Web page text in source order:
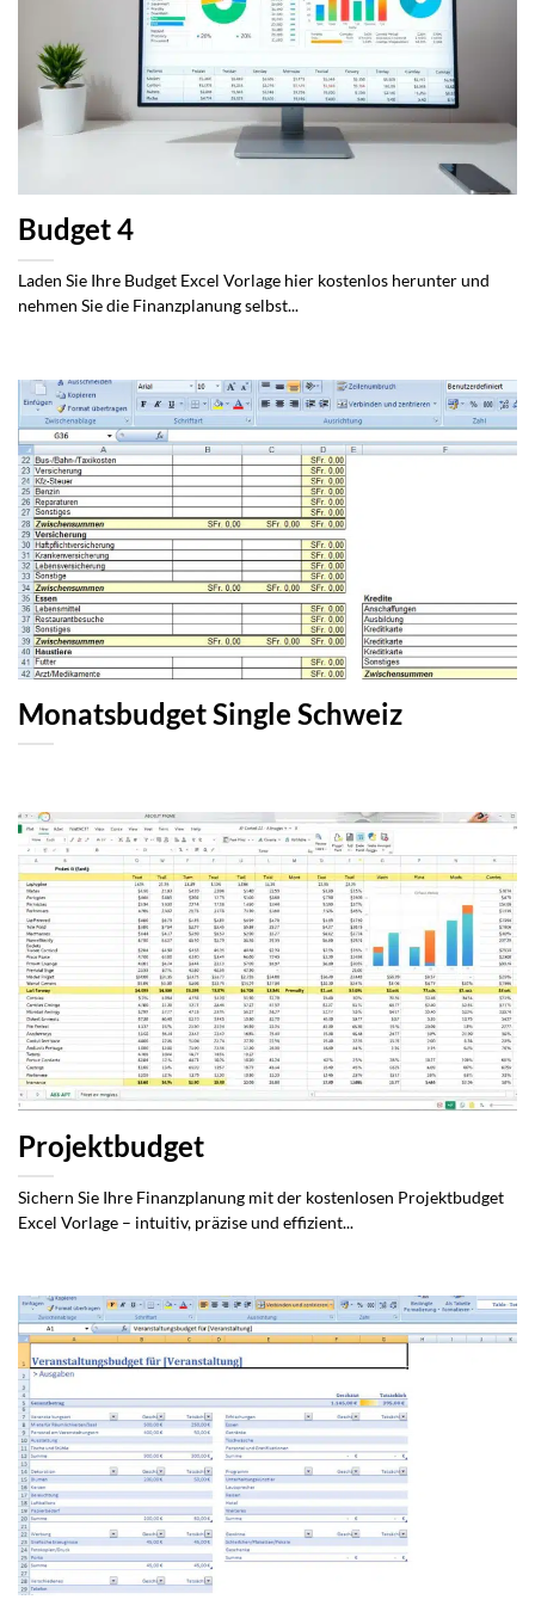
Budget 4
Laden Sie Ihre Budget Excel Vorlage hier kostenlos herunter und
nehmen Sie die Finanzplanung selbst...
Monatsbudget Single Schweiz
Projektbudget
Sichern Sie Ihre Finanzplanung mit der kostenlosen Projektbudget
Excel Vorlage – intuitiv, präzise und effizient...